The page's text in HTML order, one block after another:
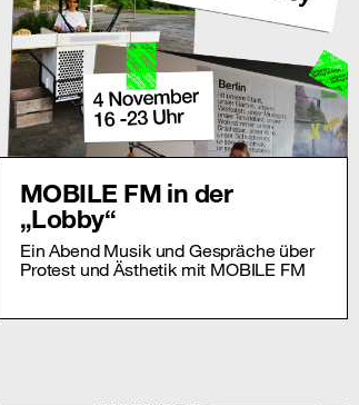
MOBILE FM in der
„Lobby“
Ein Abend Musik und Gespräche über
Protest und Ästhetik mit MOBILE FM